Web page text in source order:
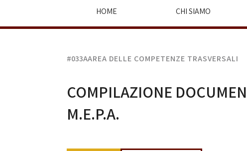
HOME CHI SIAMO
#033AAREA DELLE COMPETENZE TRASVERSALI
COMPILAZIONE
M.E.P.A.